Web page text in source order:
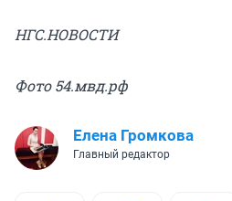
НГС.НОВОСТИ
Фото 54.мвд.рф
Елена Громкова
Главный редактор